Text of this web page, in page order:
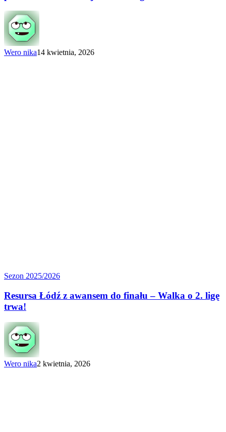
–
Znamy
przeciwników
Turnieju
Finałowego!
Wero nika14 kwietnia, 2026
Resursa
z awansem
do finału
–
Walka
o 2.
ligę
trwa!
Sezon 2025/2026
Resursa Łódź z awansem do finału – Walka o 2. ligę
trwa!
Wero nika2 kwietnia, 2026